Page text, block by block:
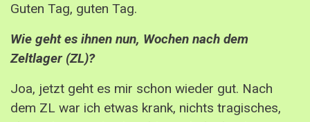
Guten Tag, guten Tag.
Wie geht es ihnen nun, Wochen nach dem
Zeltlager (ZL)?
Joa, jetzt geht es mir schon wieder gut. Nach
dem ZL war ich etwas krank, nichts tragisches,